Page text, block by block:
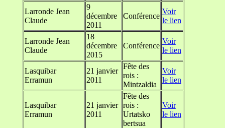
Larronde Jean
Claude
9
décembre
2011
Conférence
Voir
le lien
Larronde Jean
Claude
18
décembre
2015
Conférence
Voir
le lien
Lasquibar
Erramun
21 janvier
2011
Fête des
rois :
Mintzaldia
Voir
le lien
Lasquibar
Erramun
21 janvier
2011
Fête des
rois :
Urtatsko
bertsua
Voir
le lien